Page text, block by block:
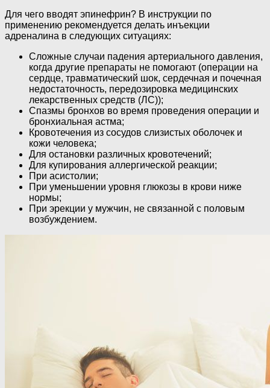
Для чего вводят эпинефрин? В инструкции по
применению рекомендуется делать инъекции
адреналина в следующих ситуациях:
Сложные случаи падения артериального давления,
когда другие препараты не помогают (операции на
сердце, травматический шок, сердечная и почечная
недостаточность, передозировка медицинских
лекарственных средств (ЛС));
Спазмы бронхов во время проведения операции и
бронхиальная астма;
Кровотечения из сосудов слизистых оболочек и
кожи человека;
Для остановки различных кровотечений;
Для купирования аллергической реакции;
При асистолии;
При уменьшении уровня глюкозы в крови ниже
нормы;
При эрекции у мужчин, не связанной с половым
возбуждением.